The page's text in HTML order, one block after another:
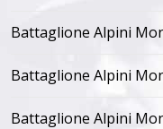
Battaglione Alpini
Battaglione Alpini
Battaglione Alpini